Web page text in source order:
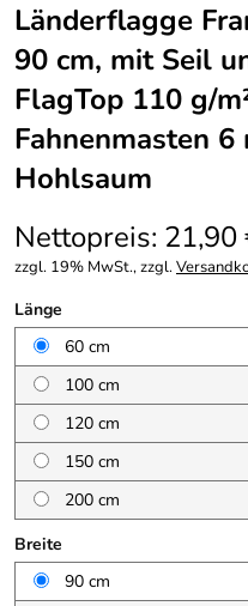
Länderflagge
90 cm, mit Seil
FlagTop 110 g/
Fahnenmasten 6
Hohlsaum
Nettopreis: 21,90
zzgl. 19% MwSt., zzgl.
Länge
60 cm
100 cm
120 cm
150 cm
200 cm
Breite
90 cm